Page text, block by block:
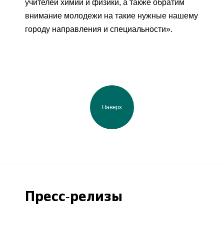
учителей химии и физики, а также обратим
внимание молодежи на такие нужные нашему
городу направления и специальности».
Наверх
Пресс-релизы